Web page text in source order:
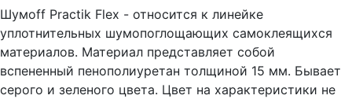
Шумоff Practik Flex - относится к линейке
уплотнительных шумопоглощающих самоклеящихся
материалов. Материал представляет собой
вспененный пенополиуретан толщиной 15 мм. Бывает
серого и зеленого цвета. Цвет на характеристики не